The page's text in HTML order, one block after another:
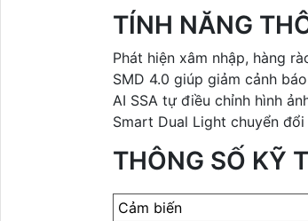
TÍNH NĂNG
Phát hiện xâm nhập, hàng
SMD 4.0 giúp giảm cảnh
AI SSA tự điều chỉnh hình
Smart Dual Light chuyển
THÔNG SỐ KỸ
Cảm biến